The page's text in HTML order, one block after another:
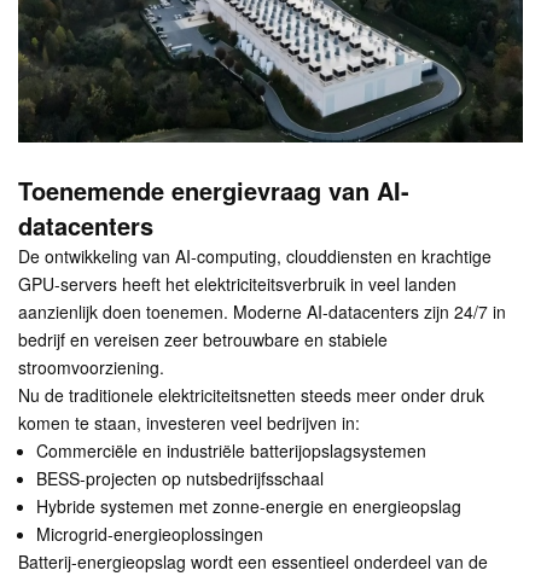
Toenemende energievraag van AI-
datacenters
De ontwikkeling van AI-computing, clouddiensten en krachtige
GPU-servers heeft het elektriciteitsverbruik in veel landen
aanzienlijk doen toenemen. Moderne AI-datacenters zijn 24/7 in
bedrijf en vereisen zeer betrouwbare en stabiele
stroomvoorziening.
Nu de traditionele elektriciteitsnetten steeds meer onder druk
komen te staan, investeren veel bedrijven in:
Commerciële en industriële batterijopslagsystemen
BESS-projecten op nutsbedrijfsschaal
Hybride systemen met zonne-energie en energieopslag
Microgrid-energieoplossingen
Batterij-energieopslag wordt een essentieel onderdeel van de